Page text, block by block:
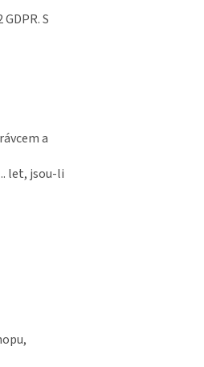
S
a
let, jsou-li